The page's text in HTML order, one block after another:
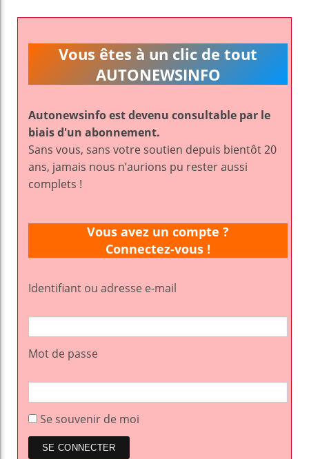
k pt
Vous êtes à un clic de tout
AUTONEWSINFO
Autonewsinfo est devenu consultable par le
biais d'un abonnement.
Sans vous, sans votre soutien depuis bientôt 20
ans, jamais nous n’aurions pu rester aussi
complets !
Vous avez un compte ?
Connectez-vous !
Identifiant ou adresse e-mail
Mot de passe
Se souvenir de moi